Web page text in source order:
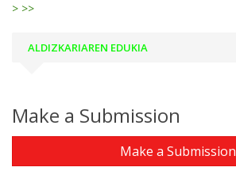
> >>
ALDIZKARIAREN EDUKIA
Make a Submission
Make a Submission